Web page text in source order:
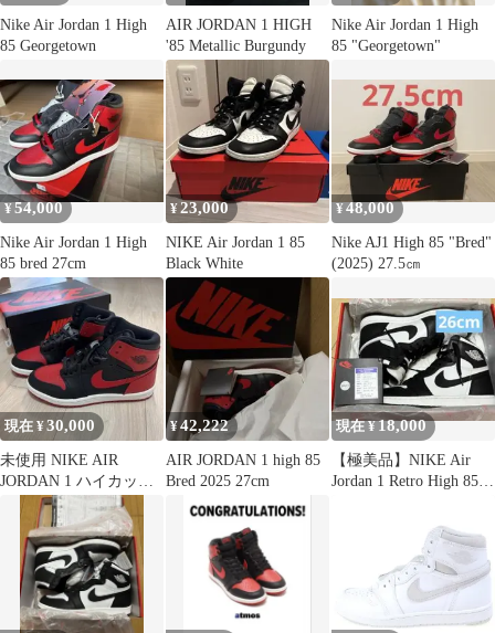
Nike Air Jordan 1 High
85 Georgetown
AIR JORDAN 1 HIGH
'85 Metallic Burgundy
Nike Air Jordan 1 High
85 "Georgetown"
¥54,000
Nike Air Jordan 1 High
85 bred 27cm
¥23,000
NIKE Air Jordan 1 85
Black White
¥48,000
Nike AJ1 High 85 "Bred"
(2025) 27.5㎝
現在 ¥30,000
未使用 NIKE AIR
JORDAN 1 ハイカット
スニーカー 赤 黒 24
¥42,222
AIR JORDAN 1 high 85
Bred 2025 27cm
現在 ¥18,000
【極美品】NIKE Air
Jordan 1 Retro High 85